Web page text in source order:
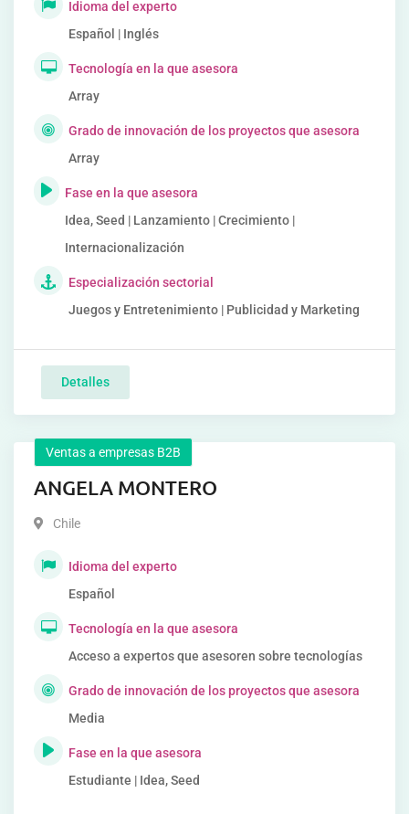
Idioma del experto
Español | Inglés
Tecnología en la que asesora
Array
Grado de innovación de los proyectos que asesora
Array
Fase en la que asesora
Idea, Seed | Lanzamiento | Crecimiento |
Internacionalización
Especialización sectorial
Juegos y Entretenimiento | Publicidad y Marketing
Detalles
Ventas a empresas B2B
ANGELA MONTERO
Chile
Idioma del experto
Español
Tecnología en la que asesora
Acceso a expertos que asesoren sobre tecnologías
Grado de innovación de los proyectos que asesora
Media
Fase en la que asesora
Estudiante | Idea, Seed